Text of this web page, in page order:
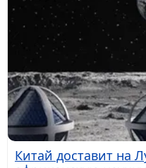
Китай доставит на